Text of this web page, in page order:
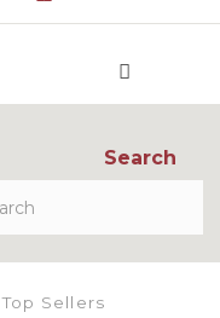
Search
Top Sellers